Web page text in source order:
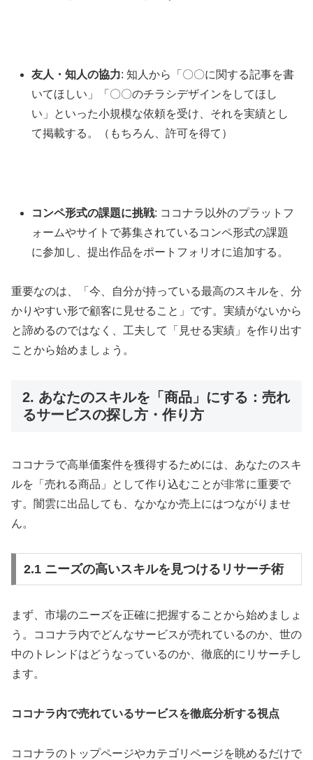
友人・知人の協力: 知人から「〇〇に関する記事を書
いてほしい」「〇〇のチラシデザインをしてほし
い」といった小規模な依頼を受け、それを実績とし
て掲載する。（もちろん、許可を得て）
コンペ形式の課題に挑戦: ココナラ以外のプラットフ
ォームやサイトで募集されているコンペ形式の課題
に参加し、提出作品をポートフォリオに追加する。
重要なのは、「今、自分が持っている最高のスキルを、分
かりやすい形で顧客に見せること」です。実績がないから
と諦めるのではなく、工夫して「見せる実績」を作り出す
ことから始めましょう。
2. あなたのスキルを「商品」にする：売れ
るサービスの探し方・作り方
ココナラで高単価案件を獲得するためには、あなたのスキ
ルを「売れる商品」として作り込むことが非常に重要で
す。闇雲に出品しても、なかなか売上にはつながりませ
ん。
2.1 ニーズの高いスキルを見つけるリサーチ術
まず、市場のニーズを正確に把握することから始めましょ
う。ココナラ内でどんなサービスが売れているのか、世の
中のトレンドはどうなっているのか、徹底的にリサーチし
ます。
ココナラ内で売れているサービスを徹底分析する視点
ココナラのトップページやカテゴリページを眺めるだけで